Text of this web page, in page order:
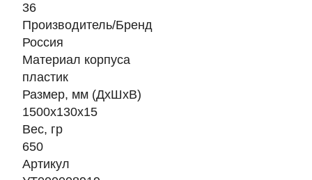
36
Производитель/Бренд
Россия
Материал корпуса
пластик
Размер, мм (ДхШхВ)
1500х130х15
Вес, гр
650
Артикул